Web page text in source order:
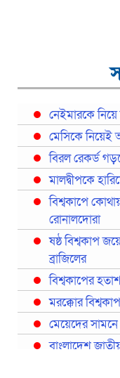
নেইমারকে
মেসিকে নিয়েই
বিরল রেকর্ড
মালদ্বীপকে
বিশ্বকাপে
রোনালদোরা
ষষ্ঠ বিশ্বকাপ
ব্রাজিলের
বিশ্বকাপের
মরক্কোর
মেয়েদের সামনে
বাংলাদেশ